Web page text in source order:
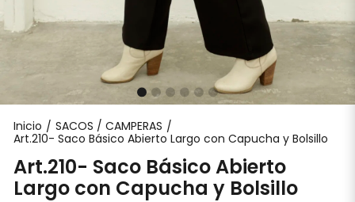
Inicio / SACOS / CAMPERAS /
Art.210- Saco Básico Abierto Largo con Capucha y Bolsillo
Art.210- Saco Básico Abierto
Largo con Capucha y Bolsillo